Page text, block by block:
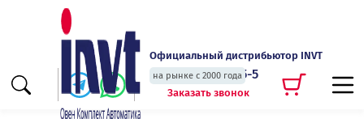
Официальный дистрибьютор INVT
на рынке с 2000 года
+7 (495) 135-135-5
Заказать звонок